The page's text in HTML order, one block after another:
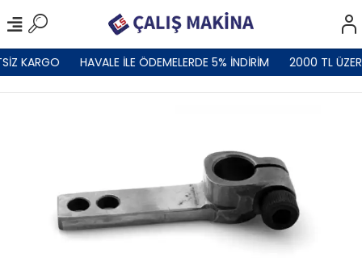
KARGO HAVALE İLE ÖDEMELERDE 5% İNDİRİM 2000 TL